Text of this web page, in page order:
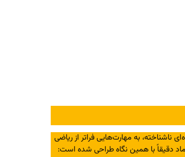
ناشناخته، به مهارت‌هایی فراتر از ریاضی
دقیقاً با همین نگاه طراحی شده است: